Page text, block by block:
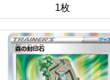
1枚